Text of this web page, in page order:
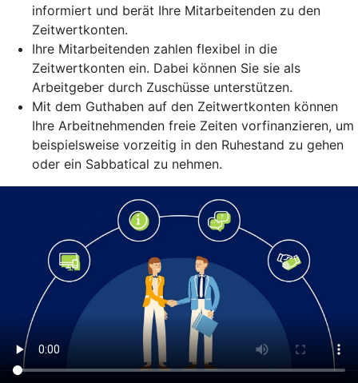
informiert und berät Ihre Mitarbeitenden zu den
Zeitwertkonten.
Ihre Mitarbeitenden zahlen flexibel in die
Zeitwertkonten ein. Dabei können Sie sie als
Arbeitgeber durch Zuschüsse unterstützen.
Mit dem Guthaben auf den Zeitwertkonten können
Ihre Arbeitnehmenden freie Zeiten vorfinanzieren, um
beispielsweise vorzeitig in den Ruhestand zu gehen
oder ein Sabbatical zu nehmen.